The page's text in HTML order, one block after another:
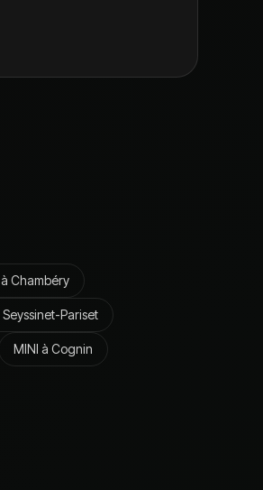
à Chambéry
Seyssinet-Pariset
MINI à Cognin